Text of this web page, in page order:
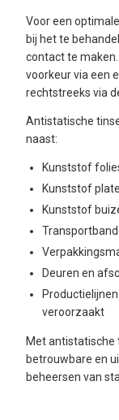
Voor een
bij het te
contact te
voorkeur via een
rechtstreeks via
Antistatische
naast:
Kunststof
Kunststof
Kunststof
Deuren en
veroorzaakt
Met antistatische
betrouwbare en
beheersen van